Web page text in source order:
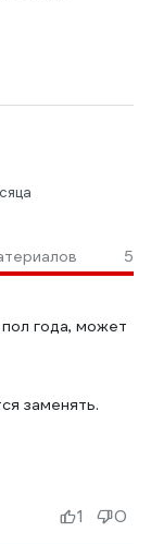
5
года, может
заменять.
1 0